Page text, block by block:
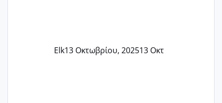
Elk13 Οκτωβρίου, 202513 Οκτ